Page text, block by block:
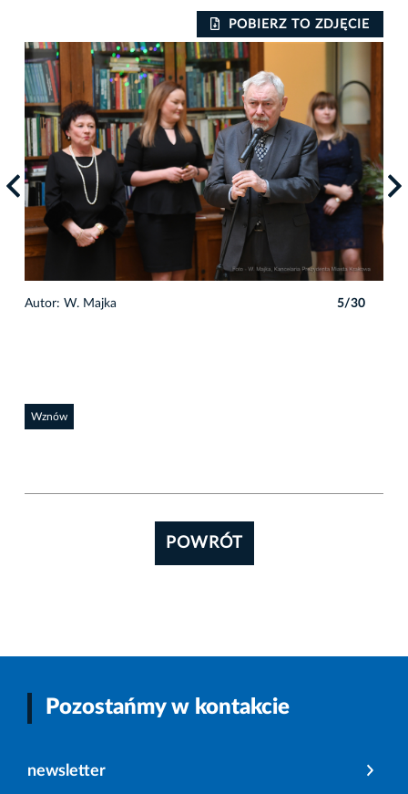
POBIERZ TO ZDJĘCIE
Autor: W. Majka 5/30
Wznów
POWRÓT
Pozostańmy w kontakcie
newsletter